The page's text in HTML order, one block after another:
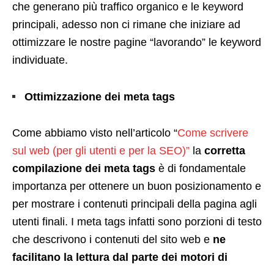
che generano più traffico organico e le keyword
principali, adesso non ci rimane che iniziare ad
ottimizzare le nostre pagine “lavorando” le keyword
individuate.
Ottimizzazione dei meta tags
Come abbiamo visto nell’articolo “Come scrivere
sul web (per gli utenti e per la SEO)” la corretta
compilazione dei meta tags è di fondamentale
importanza per ottenere un buon posizionamento e
per mostrare i contenuti principali della pagina agli
utenti finali. I meta tags infatti sono porzioni di testo
che descrivono i contenuti del sito web e ne
facilitano la lettura dal parte dei motori di